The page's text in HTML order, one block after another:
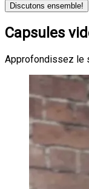
Discutons ensemble!
Capsules
Approfondissez le